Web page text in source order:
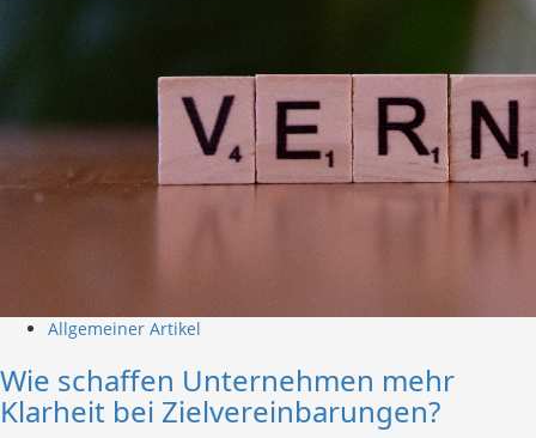
Allgemeiner Artikel
Wie schaffen Unternehmen mehr
Klarheit bei Zielvereinbarungen?